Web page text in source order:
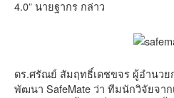
4.0” นายฐากร กล่าว
ดร.ศรัณย์ สัมฤทธิ์เดชขจร ผู้อำนวย
พัฒนา SafeMate ว่า ทีมนักวิจัยจา